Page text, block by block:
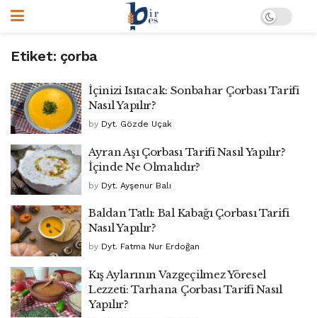
Etiket: çorba
İçinizi Isıtacak: Sonbahar Çorbası Tarifi
Nasıl Yapılır?
by Dyt. Gözde Uçak
Ayran Aşı Çorbası Tarifi Nasıl Yapılır?
İçinde Ne Olmalıdır?
by Dyt. Ayşenur Balı
Baldan Tatlı: Bal Kabağı Çorbası Tarifi
Nasıl Yapılır?
by Dyt. Fatma Nur Erdoğan
Kış Aylarının Vazgeçilmez Yöresel
Lezzeti: Tarhana Çorbası Tarifi Nasıl
Yapılır?